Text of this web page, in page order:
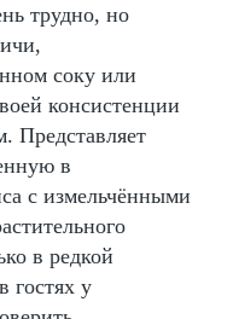
трудно, но
соку или
консистенции
Представляет
в
с измельчёнными
в редкой
гостях у